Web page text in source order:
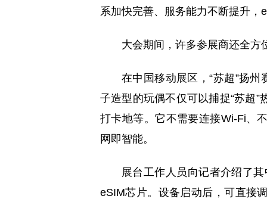
系加快完善、服务能力不断提升
大会期间，许多参展商还全方
在中国移动展区，“苏超”扬
子造型的玩偶不仅可以捕捉“苏超
打卡地等。它不需要连接Wi-Fi、
网即智能。
展台工作人员向记者介绍了
eSIM芯片。设备启动后，可直接